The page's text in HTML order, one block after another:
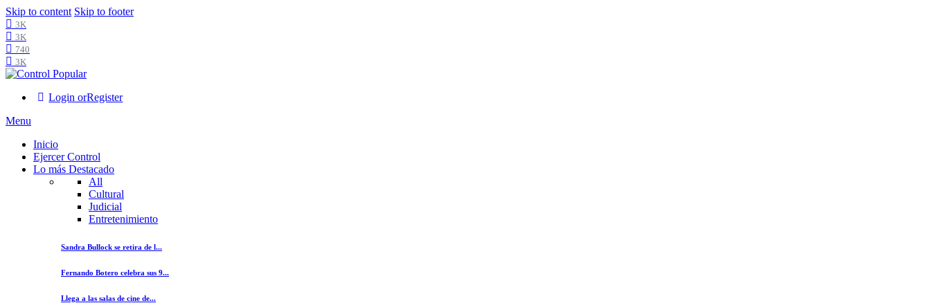
Skip to content Skip to footer
3K
3K
740
3K
Login orRegister
Menu
Inicio
Ejercer Control
Lo más Destacado
All
Cultural
Judicial
Entretenimiento
Sandra Bullock se retira de l...
Fernando Botero celebra sus 9...
Llega a las salas de cine de...